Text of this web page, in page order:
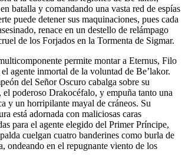
batalla y comandando una vasta red de espías
puede detener sus maquinaciones, pues cada
renace en un destello de relámpago
de los Forjados en la Tormenta de Sigmar.
permite montar a Eternus, Filo
agente inmortal de la voluntad de Be’lakor.
del Señor Oscuro cabalga sobre su
el poderoso Drakocéfalo, y empuña tanto una
y un horripilante mayal de cráneos. Su
está adornada con maliciosas caras
para el agente elegido del Primer Príncipe,
cuelgan cuatro banderines como burla de
ondeando en el repugnante viento de los